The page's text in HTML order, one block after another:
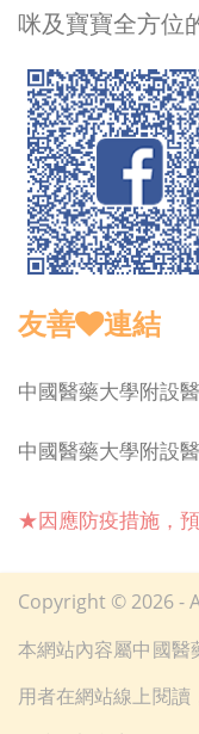
咪及寶寶全方位
友善 連結
中國醫藥大學附設
中國醫藥大學附設
★因應防疫措施，
Copyright © 2026 -
本網站內容屬中國醫
用者在網站線上閱讀